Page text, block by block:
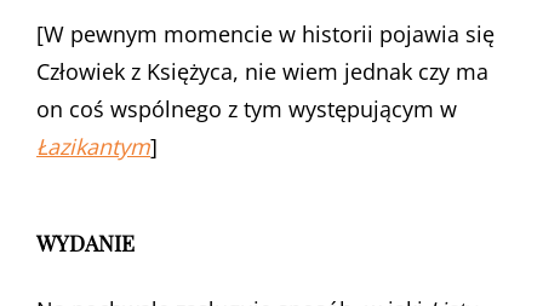
[W pewnym momencie w historii pojawia się
Człowiek z Księżyca, nie wiem jednak czy ma
on coś wspólnego z tym występującym w
Łazikantym]
WYDANIE